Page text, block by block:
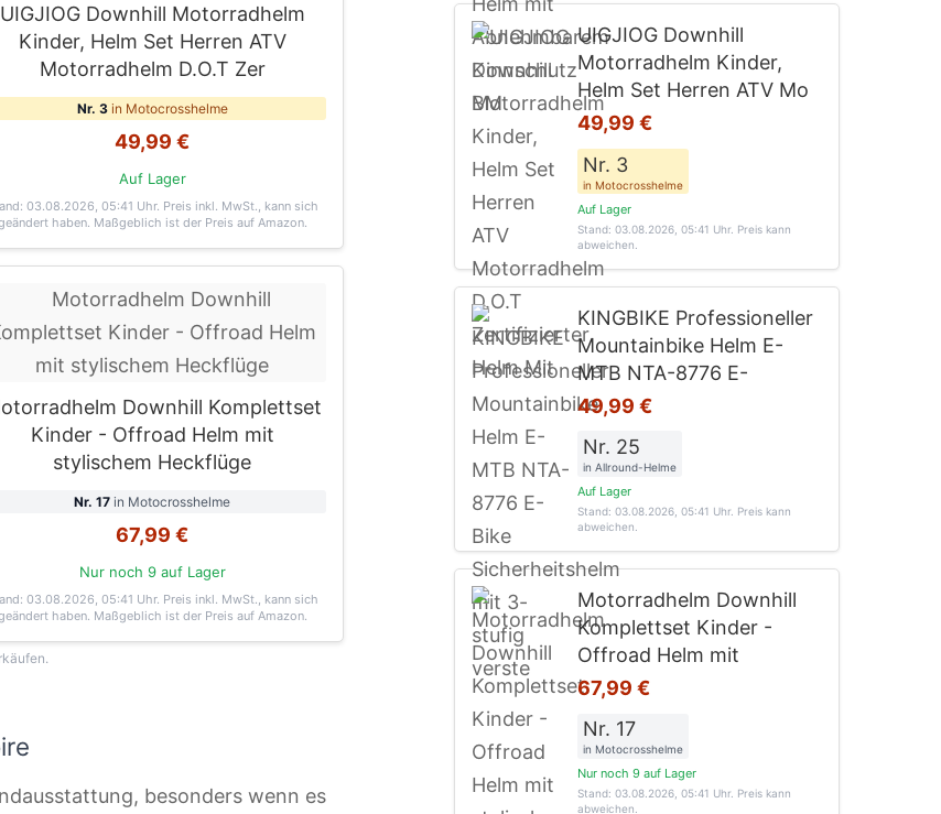
UIGJIOG Downhill Motorradhelm
Kinder, Helm Set Herren ATV
Motorradhelm D.O.T Zer
Nr. 3in Motocrosshelme
49,99 €
Auf Lager
03.08.2026, 05:41 Uhr. Preis inkl. MwSt., kann sich
haben. Maßgeblich ist der Preis auf Amazon.
Downhill Komplettset
Kinder - Offroad Helm mit
stylischem Heckflüge
Nr. 17 in Motocrosshelme
67,99 €
Nur noch 9 auf Lager
03.08.2026, 05:41 Uhr. Preis inkl. MwSt., kann sich
haben. Maßgeblich ist der Preis auf Amazon.
besonders wenn es
UIGJIOG Downhill
Motorradhelm Kinder,
Helm Set Herren ATV Mo
49,99 €
Nr. 3
in Motocrosshelme
Auf Lager
Stand: 03.08.2026, 05:41 Uhr. Preis kann
abweichen.
KINGBIKE Professioneller
Mountainbike Helm E-
MTB NTA-8776 E-
49,99 €
Nr. 25
in Allround-Helme
Auf Lager
Stand: 03.08.2026, 05:41 Uhr. Preis kann
abweichen.
Motorradhelm Downhill
Komplettset Kinder -
Offroad Helm mit
67,99 €
Nr. 17
in Motocrosshelme
Nur noch 9 auf Lager
Stand: 03.08.2026, 05:41 Uhr. Preis kann
abweichen.